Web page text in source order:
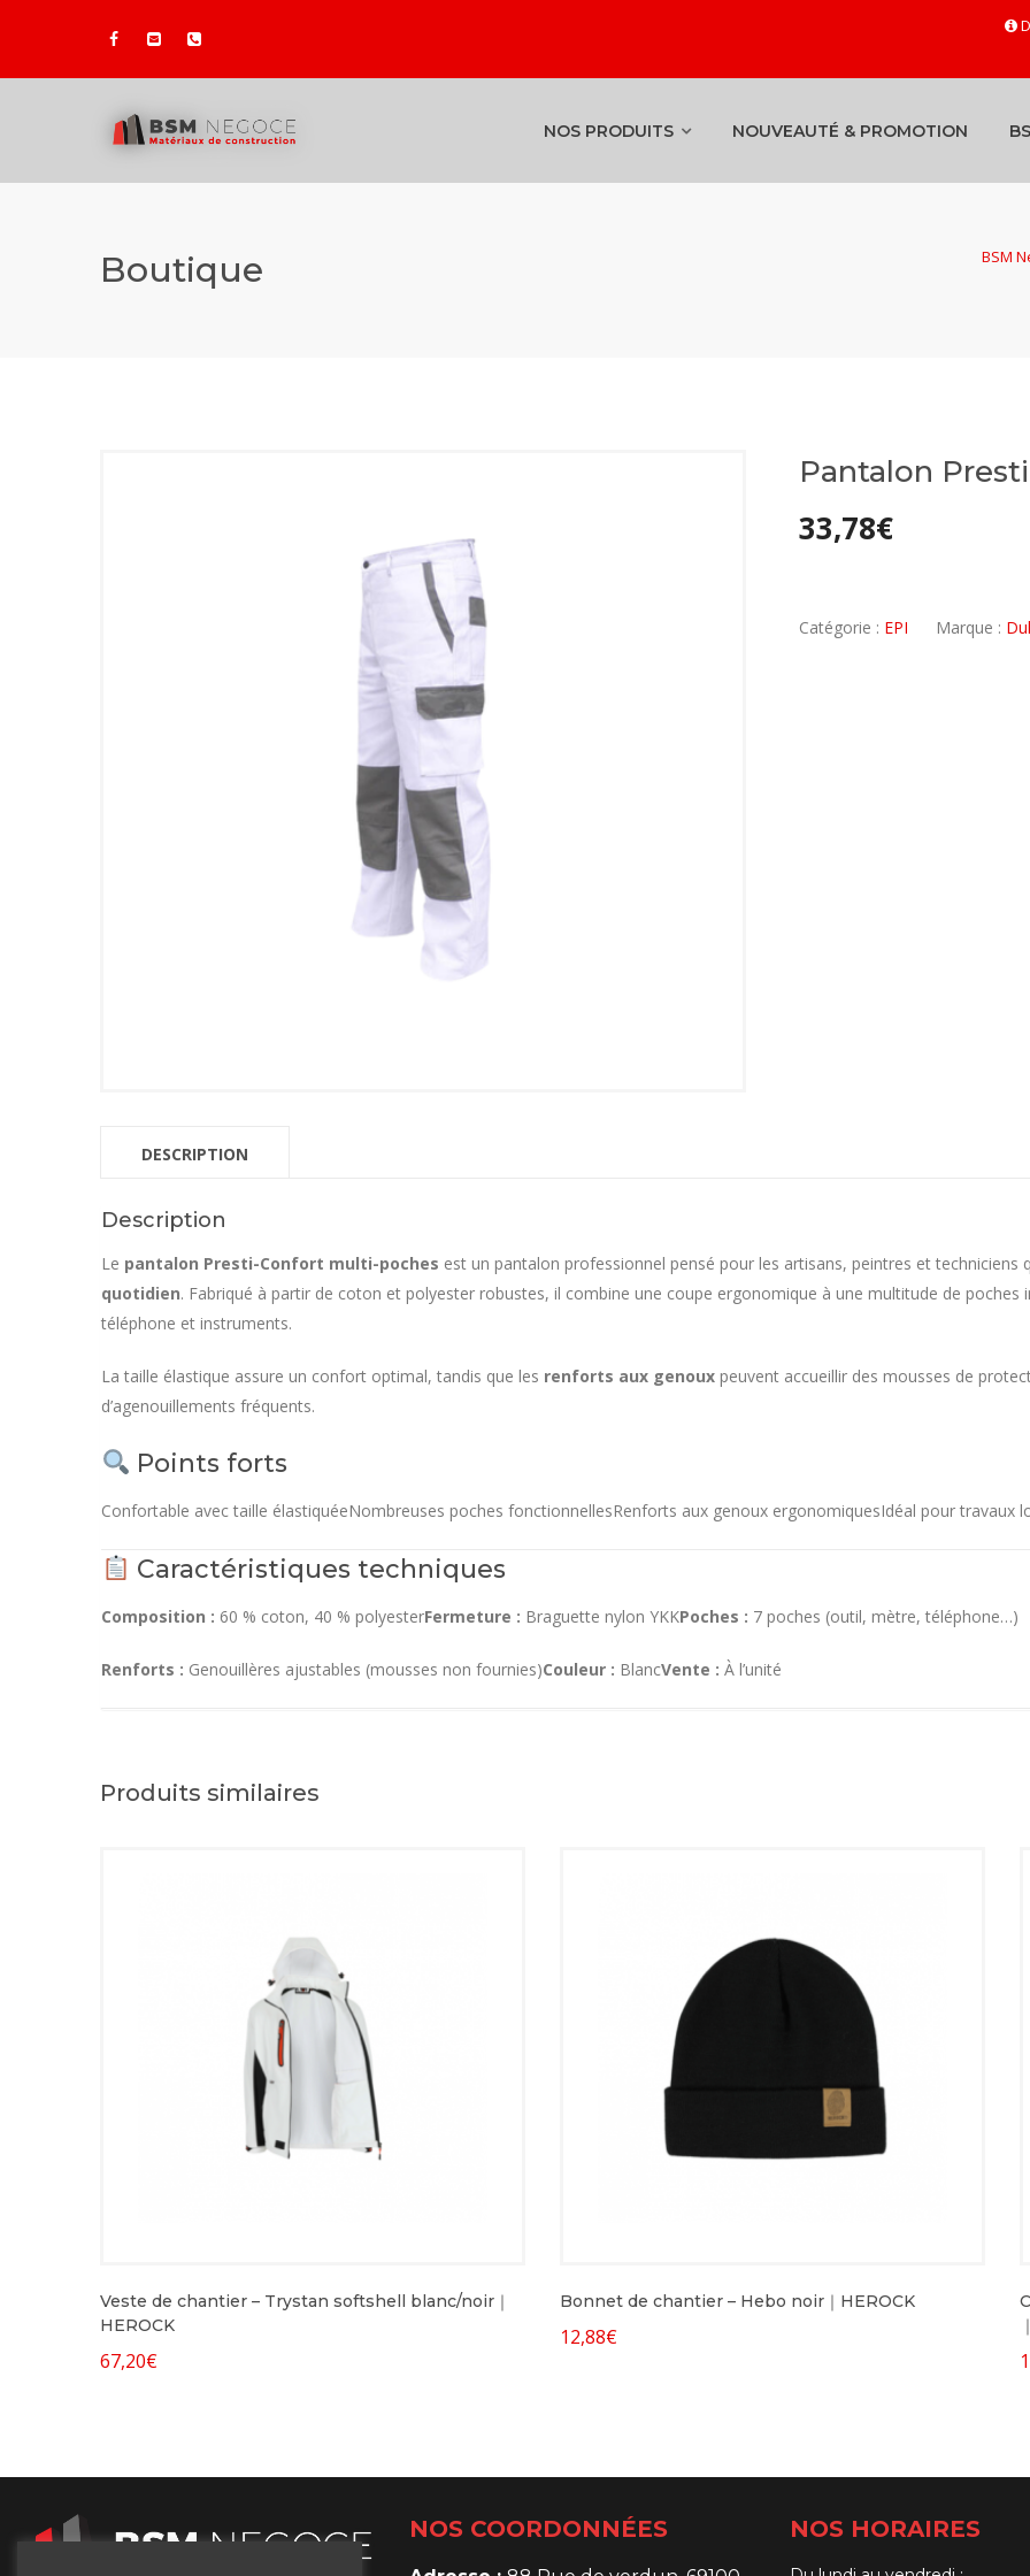
NOS PRODUITS NOUVEAUTÉ & PROMOTION
Boutique BSM
Pantalon
33,78€
Catégorie : EPI Marque :
DESCRIPTION
Description
Le pantalon Presti-Confort multi-poches est un pantalon professionnel pensé pour les artisans, peintres et techniciens
quotidien. Fabriqué à partir de coton et polyester robustes, il combine une coupe ergonomique à une multitude de
téléphone et instruments.
La taille élastique assure un confort optimal, tandis que les renforts aux genoux peuvent accueillir des mousses de
d’agenouillements fréquents.
Points forts
Confortable avec taille élastiquéeNombreuses poches fonctionnellesRenforts aux genoux ergonomiquesIdéal pour travaux
Caractéristiques techniques
Composition : 60 % coton, 40 % polyesterFermeture : Braguette nylon YKKPoches : 7 poches (outil, mètre, téléphone…)
Renforts : Genouillères ajustables (mousses non fournies)Couleur : BlancVente : À l’unité
Produits similaires
Veste de chantier – Trystan softshell blanc/noir｜
HEROCK
67,20€
Bonnet de chantier – Hebo noir｜HEROCK
12,88€
NOS COORDONNÉES NOS HORAIRES